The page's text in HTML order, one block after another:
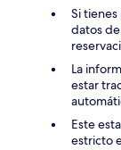
Si
datos
La
estar
Este
estricto